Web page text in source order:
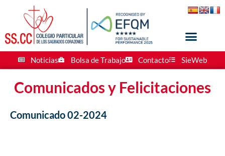
Noticias Bolsa de Trabajo Contacto SieWeb
Comunicados y Felicitaciones
Comunicado 02-2024